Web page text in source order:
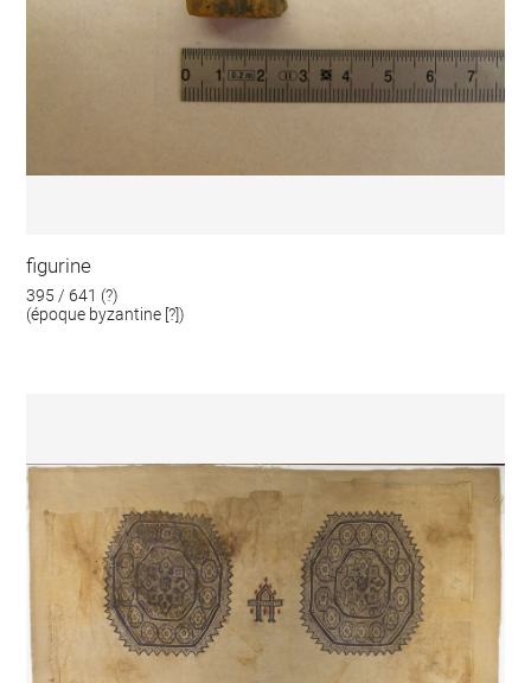
figurine
395 / 641 (?)
(époque byzantine [?])